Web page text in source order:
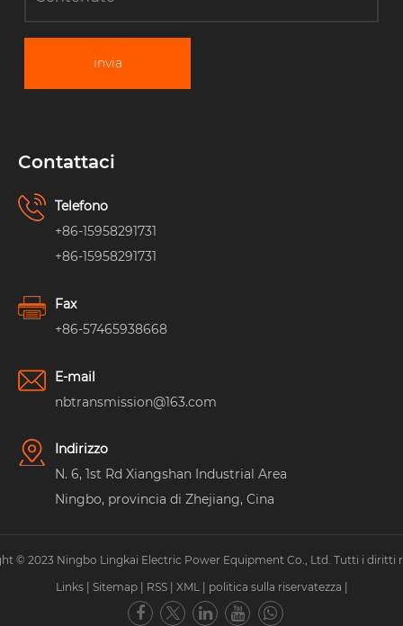
invia
Contattaci
Telefono
+86-15958291731
+86-15958291731
Fax
+86-57465938668
E-mail
nbtransmission@163.com
Indirizzo
N. 6, 1st Rd Xiangshan Industrial Area
Ningbo, provincia di Zhejiang, Cina
© 2023 Ningbo Lingkai Electric Power Equipment Co., Ltd. Tutti i diritti
Links
Sitemap RSS XML politica sulla riservatezza